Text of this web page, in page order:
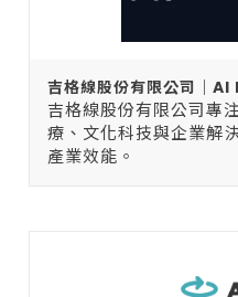
吉格線股份有限公司｜
吉格線股份有限公司專
療、文化科技與企業解
產業效能。